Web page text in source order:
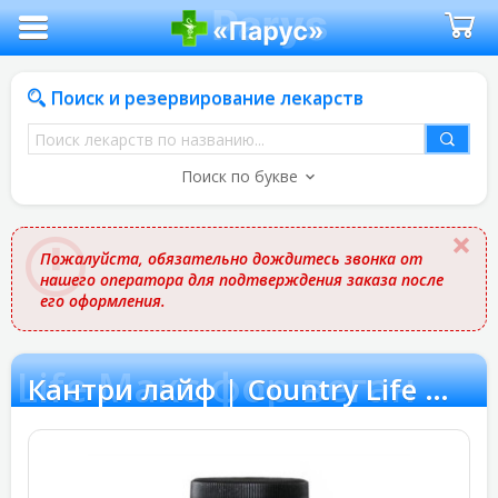
Поиск и резервирование лекарств
Поиск
лекарств
названию
Поиск по букве
Пожалуйста, обязательно дождитесь звонка от
нашего оператора для подтверждения заказа после
его оформления.
Макс фор веган Кантри лайф | Country Life Макс фор веган